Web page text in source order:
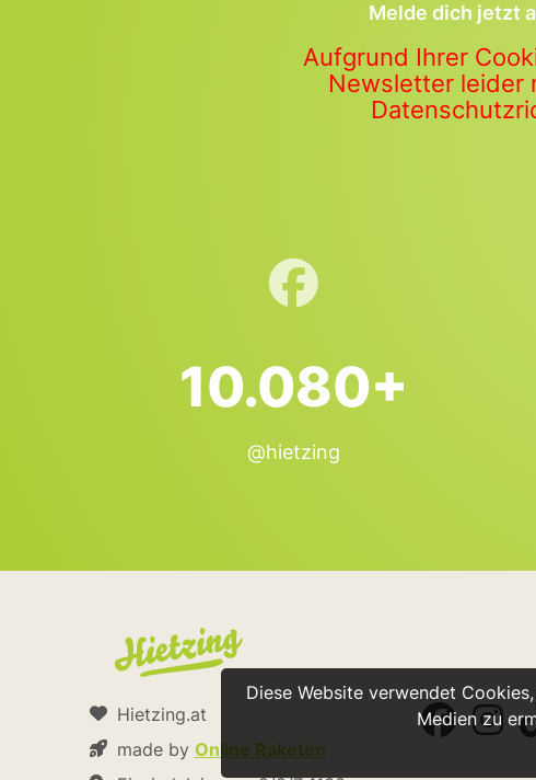
Diese Website verwendet
Medien zu
Melde dich jetzt
Aufgrund Ihrer
Newsletter leider
10.080+
@hietzing
Hietzing.at
made by Online Raketen